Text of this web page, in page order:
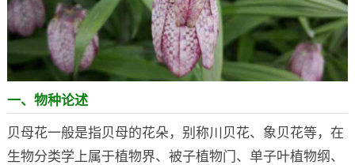
一、物种论述
贝母花一般是指贝母的花朵，别称川贝花、象贝花等，在
生物分类学上属于植物界、被子植物门、单子叶植物纲、